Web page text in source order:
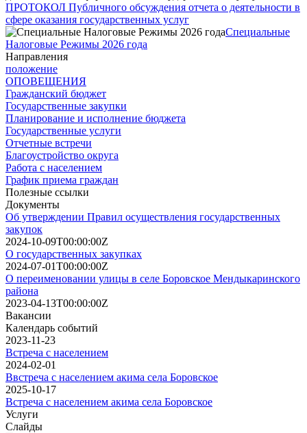
ПРОТОКОЛ Публичного обсуждения отчета о деятельности в
сфере оказания государственных услуг
Специальные
Налоговые Режимы 2026 года
Направления
положение
ОПОВЕЩЕНИЯ
Гражданский бюджет
Государственные закупки
Планирование и исполнение бюджета
Государственные услуги
Отчетные встречи
Благоустройство округа
Работа с населением
График приема граждан
Полезные ссылки
Документы
Об утверждении Правил осуществления государственных
закупок
2024-10-09T00:00:00Z
О государственных закупках
2024-07-01T00:00:00Z
О переименовании улицы в селе Боровское Мендыкаринского
района
2023-04-13T00:00:00Z
Вакансии
Календарь событий
2023-11-23
Встреча с населением
2024-02-01
Ввстреча с населением акима села Боровское
2025-10-17
Встреча с населением акима села Боровское
Услуги
Слайды